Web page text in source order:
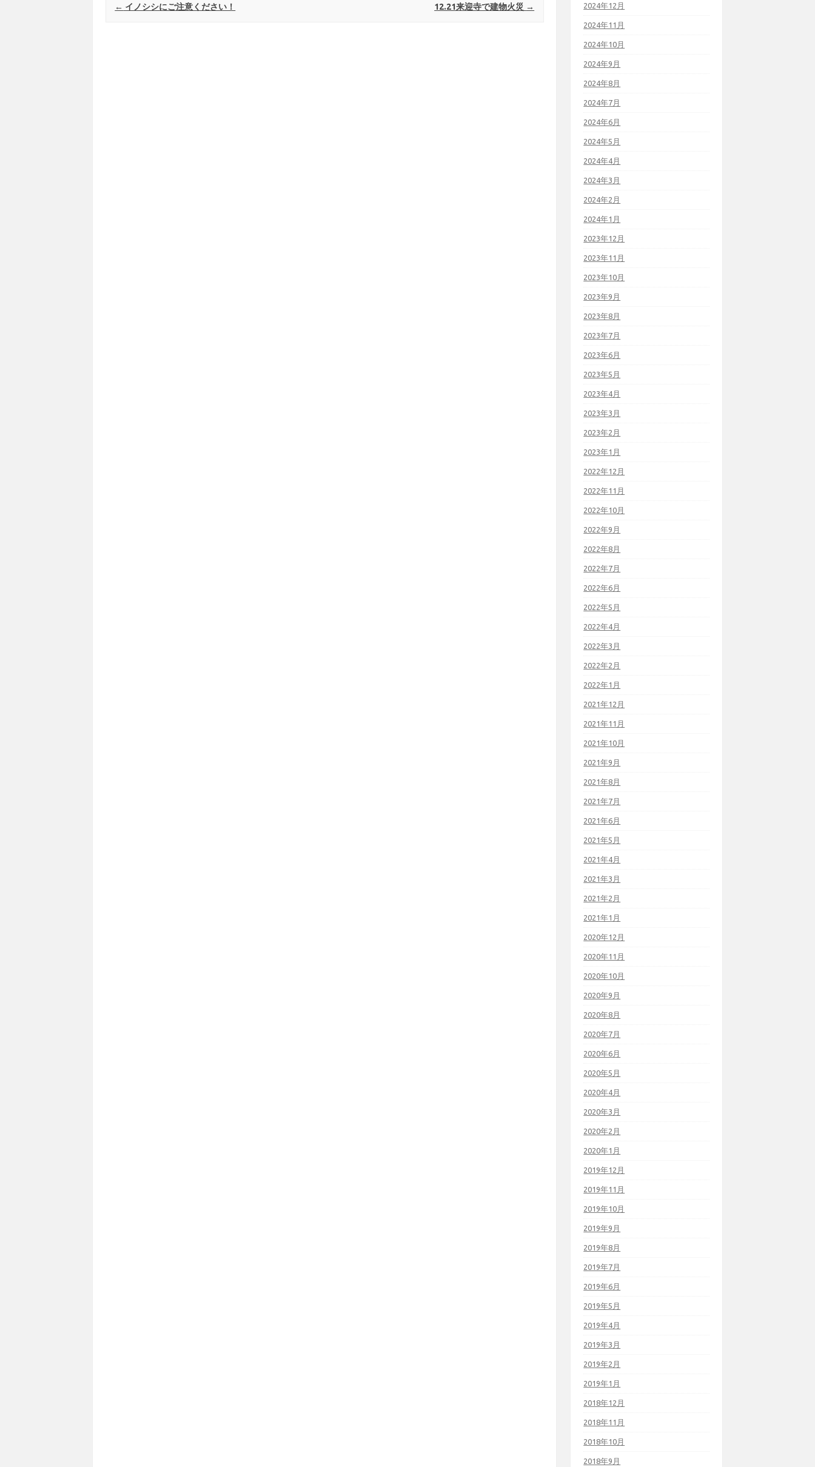
Post navigation
← イノシシにご注意ください！ 12.21来迎寺で建物火災 → 2024年12月
2024年11月
2024年10月
2024年9月
2024年8月
2024年7月
2024年6月
2024年5月
2024年4月
2024年3月
2024年2月
2024年1月
2023年12月
2023年11月
2023年10月
2023年9月
2023年8月
2023年7月
2023年6月
2023年5月
2023年4月
2023年3月
2023年2月
2023年1月
2022年12月
2022年11月
2022年10月
2022年9月
2022年8月
2022年7月
2022年6月
2022年5月
2022年4月
2022年3月
2022年2月
2022年1月
2021年12月
2021年11月
2021年10月
2021年9月
2021年8月
2021年7月
2021年6月
2021年5月
2021年4月
2021年3月
2021年2月
2021年1月
2020年12月
2020年11月
2020年10月
2020年9月
2020年8月
2020年7月
2020年6月
2020年5月
2020年4月
2020年3月
2020年2月
2020年1月
2019年12月
2019年11月
2019年10月
2019年9月
2019年8月
2019年7月
2019年6月
2019年5月
2019年4月
2019年3月
2019年2月
2019年1月
2018年12月
2018年11月
2018年10月
2018年9月